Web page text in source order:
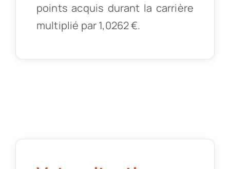
points acquis durant la carrière
multiplié par 1,0262 €.